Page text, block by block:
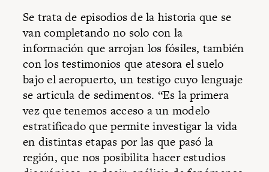
Se trata de episodios de la historia que se
van completando no solo con la
información que arrojan los fósiles, también
con los testimonios que atesora el suelo
bajo el aeropuerto, un testigo cuyo lenguaje
se articula de sedimentos. “Es la primera
vez que tenemos acceso a un modelo
estratificado que permite investigar la vida
en distintas etapas por las que pasó la
región, que nos posibilita hacer estudios